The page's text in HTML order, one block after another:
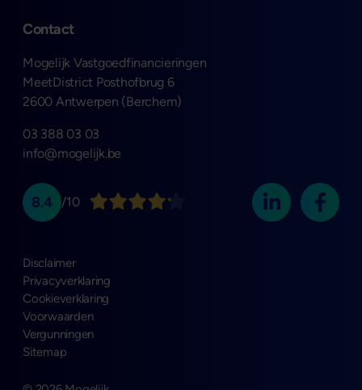
Contact
Mogelijk Vastgoedfinancieringen
MeetDistrict Posthofbrug 6
2600 Antwerpen (Berchem)
03 388 03 03
info@mogelijk.be
8.4 /10
Disclaimer
Privacyverklaring
Cookieverklaring
Voorwaarden
Vergunningen
Sitemap